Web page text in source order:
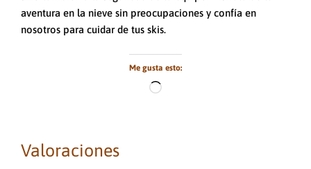
aventura en la nieve sin preocupaciones y confía en
nosotros para cuidar de tus skis.
Me gusta esto:
Cargando...
Valoraciones